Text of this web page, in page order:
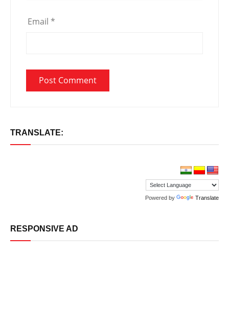
Email *
TRANSLATE:
Powered by Translate
RESPONSIVE AD